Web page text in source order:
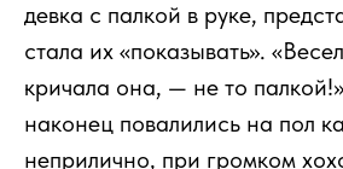
девка с палкой в руке,
стала их «показывать».
кричала она, — не то
наконец повалились на пол
неприлично, при громком